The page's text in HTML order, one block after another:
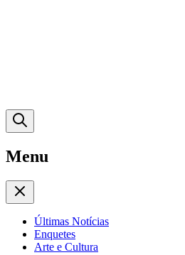
Menu
Últimas Notícias
Enquetes
Arte e Cultura